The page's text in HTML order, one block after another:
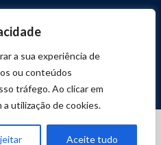
a sua experiência de
ou conteúdos
tráfego. Ao clicar em
utilização de cookies.
Aceite tudo
DESENVOLVIDO POR
JOSEXAVIER.COM